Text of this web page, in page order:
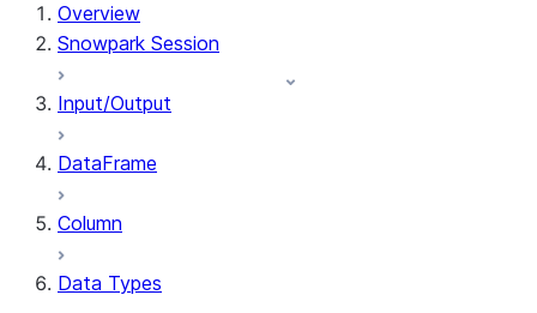
Overview
Snowpark Session
Input/Output
DataFrame
Column
Data Types